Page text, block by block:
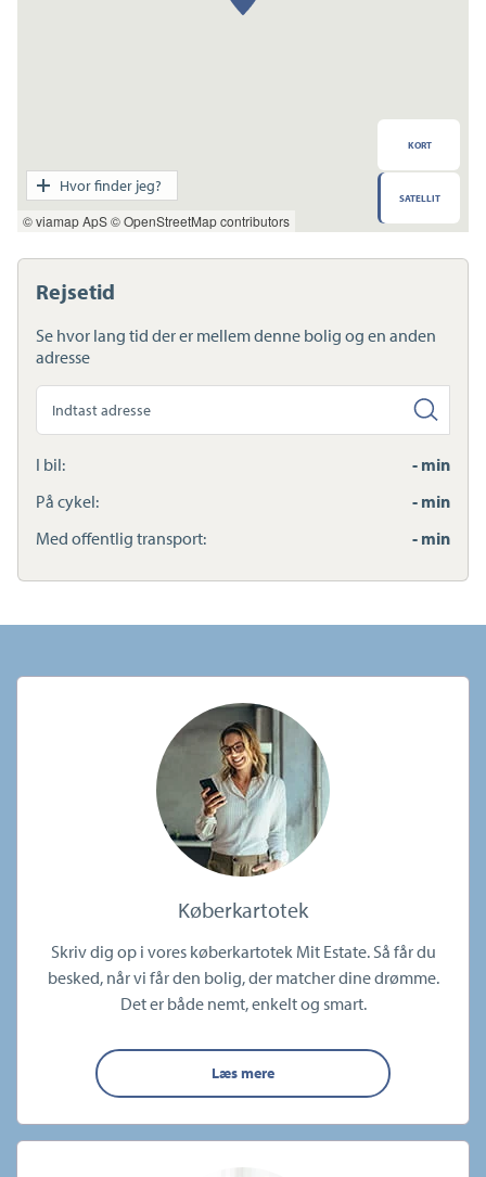
Rejsetid
Se hvor lang tid der er mellem denne bolig og en anden
adresse
Søg
anden
adresse
I bil:
- min
På cykel:
- min
Med offentlig transport:
- min
© viamap ApS© OpenStreetMap contributors
KORT
SATELLIT
Hvor finder jeg?
Transport
Indkøb
Daginstitution
Skole
Sundhed
Ladestandere
Lynladere
Køberkartotek
Skriv dig op i vores køberkartotek Mit Estate. Så får du
besked, når vi får den bolig, der matcher dine drømme.
Det er både nemt, enkelt og smart.
Læs mere